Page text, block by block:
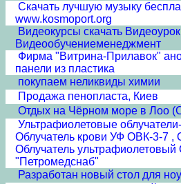
Скачать лучшую музыку
www.kosmoport.org
Видеокурсы скачать
Видеообучениеменеджмент
Фирма "Витрина-Прилавок"
панели из пластика
покупаем неликвиды химии
Продажа пенопласта, Киев
Отдых на Чёрном море в Лоо
Ультрафиолетовые
Облучатель крови УФ ОВК-3-7 ,
Облучатель
"Петромедснаб"
Разработан новый стол для